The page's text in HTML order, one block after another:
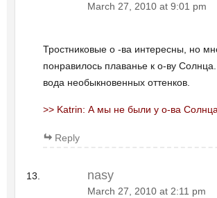
March 27, 2010 at 9:01 pm
Тростниковые о -ва интересны, но
понравилось плаванье к о-ву
вода необыкновенных оттенков.
>> Katrin: А мы не были у о-ва
Reply
nasy
March 27, 2010 at 2:11 pm